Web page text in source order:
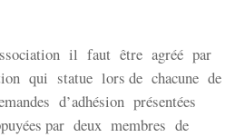
il faut être agréé par
qui statue lors de chacune de
d’adhésion présentées
par deux membres de